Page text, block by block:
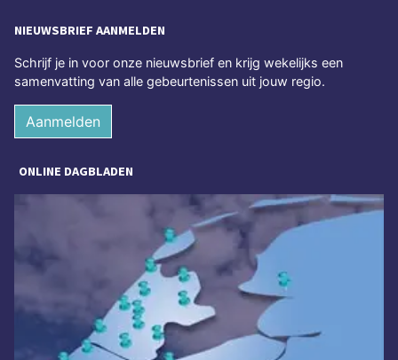
NIEUWSBRIEF AANMELDEN
Schrijf je in voor onze nieuwsbrief en krijg wekelijks een
samenvatting van alle gebeurtenissen uit jouw regio.
Aanmelden
ONLINE DAGBLADEN